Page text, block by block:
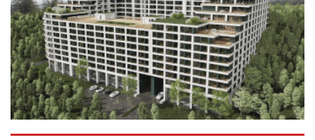
Ալիևն ու Թրամփը հեռախոսազրույց են ունեցել
15 ժամ առաջ
«Ինտեր»-ը հաղթեց «Յուվենտուս»-ին
16 ժամ առաջ